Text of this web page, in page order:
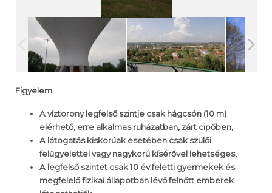
Figyelem
A víztorony legfelső szintje csak hágcsón (10 m)
elérhető, erre alkalmas ruházatban, zárt cipőben,
A látogatás kiskorúak esetében csak szülői
felügyelettel vagy nagykorú kísérővel lehetséges,
A legfelső szintet csak 10 év feletti gyermekek és
megfelelő fizikai állapotban lévő felnőtt emberek